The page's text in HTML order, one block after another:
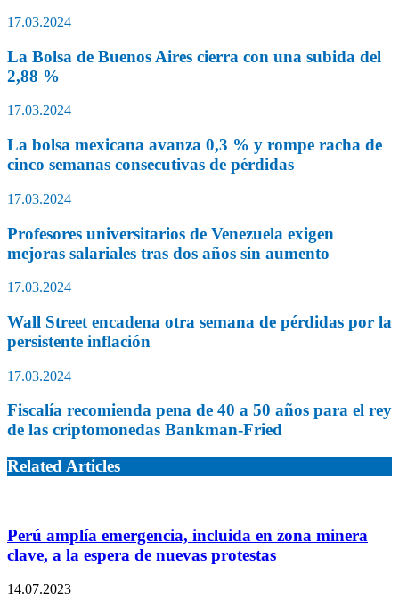
17.03.2024
La Bolsa de Buenos Aires cierra con una subida del
2,88 %
17.03.2024
La bolsa mexicana avanza 0,3 % y rompe racha de
cinco semanas consecutivas de pérdidas
17.03.2024
Profesores universitarios de Venezuela exigen
mejoras salariales tras dos años sin aumento
17.03.2024
Wall Street encadena otra semana de pérdidas por la
persistente inflación
17.03.2024
Fiscalía recomienda pena de 40 a 50 años para el rey
de las criptomonedas Bankman-Fried
Related Articles
Perú amplía emergencia, incluida en zona minera
clave, a la espera de nuevas protestas
14.07.2023